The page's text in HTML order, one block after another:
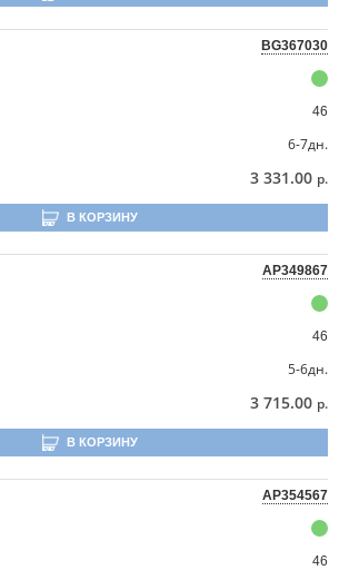
BG367030
46
6-7дн.
3 331.00 р.
В КОРЗИНУ
AP349867
46
5-6дн.
3 715.00 р.
В КОРЗИНУ
AP354567
46